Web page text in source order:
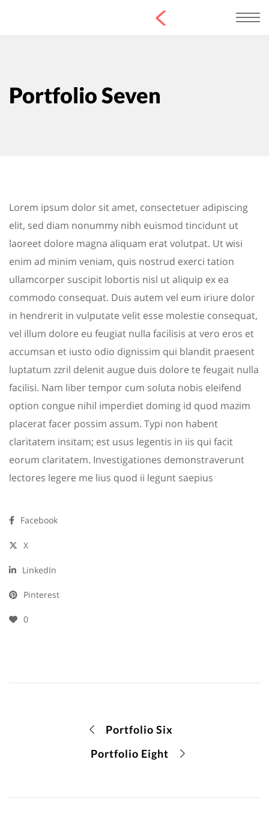
Portfolio Seven
Lorem ipsum dolor sit amet, consectetuer adipiscing
elit, sed diam nonummy nibh euismod tincidunt ut
laoreet dolore magna aliquam erat volutpat. Ut wisi
enim ad minim veniam, quis nostrud exerci tation
ullamcorper suscipit lobortis nisl ut aliquip ex ea
commodo consequat. Duis autem vel eum iriure dolor
in hendrerit in vulputate velit esse molestie consequat,
vel illum dolore eu feugiat nulla facilisis at vero eros et
accumsan et iusto odio dignissim qui blandit praesent
luptatum zzril delenit augue duis dolore te feugait nulla
facilisi. Nam liber tempor cum soluta nobis eleifend
option congue nihil imperdiet doming id quod mazim
placerat facer possim assum. Typi non habent
claritatem insitam; est usus legentis in iis qui facit
eorum claritatem. Investigationes demonstraverunt
lectores legere me lius quod ii legunt saepius
Facebook
X
LinkedIn
Pinterest
0
Portfolio Six
Portfolio Eight